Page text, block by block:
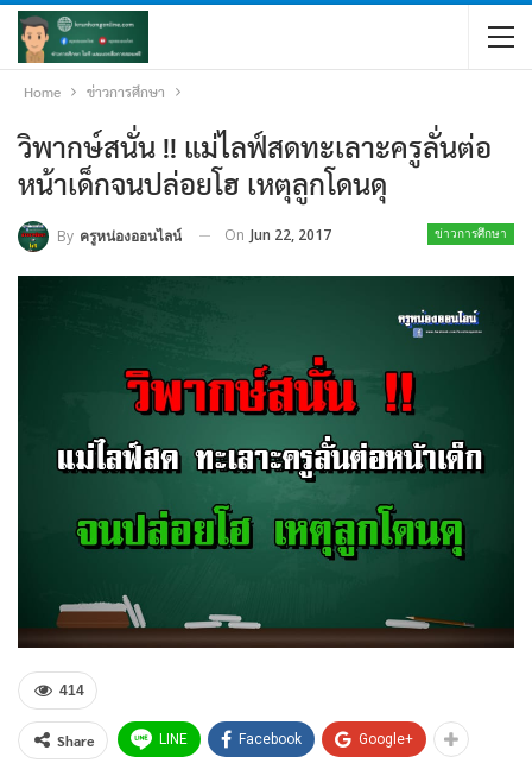
Home ข่าวการศึกษา
วิพากษ์สนั่น !! แม่ไลฟ์สดทะเลาะครูลั่นต่อ
หน้าเด็กจนปล่อยโฮ เหตุลูกโดนดุ
ข่าวการศึกษา
By ครูหน่องออนไลน์ On Jun 22, 2017
414
Share LINE Facebook Google+